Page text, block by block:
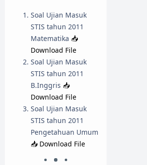
Soal Ujian Masuk
STIS tahun 2011
Matematika 📥
Download File
Soal Ujian Masuk
STIS tahun 2011
B.Inggris 📥
Download File
Soal Ujian Masuk
STIS tahun 2011
Pengetahuan Umum
📥 Download File